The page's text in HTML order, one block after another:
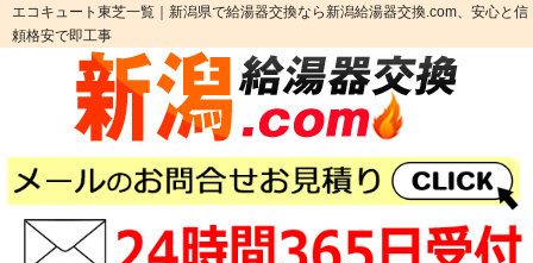
エコキュート東芝一覧｜新潟県で給湯器交換なら新潟給湯器交換.com、安心と信
頼格安で即工事